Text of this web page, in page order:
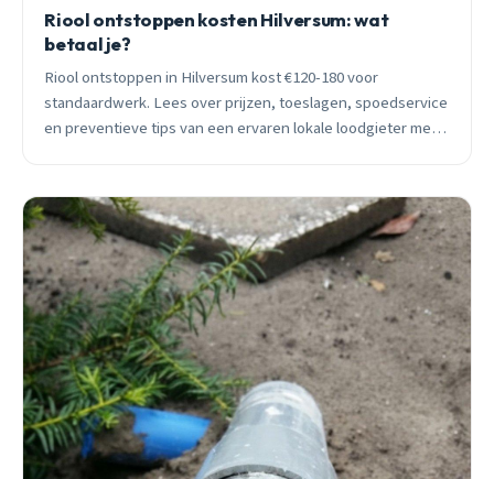
Riool ontstoppen kosten Hilversum: wat
betaal je?
Riool ontstoppen in Hilversum kost €120-180 voor
standaardwerk. Lees over prijzen, toeslagen, spoedservice
en preventieve tips van een ervaren lokale loodgieter met